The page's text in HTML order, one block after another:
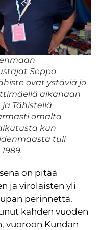
Seppo
ovat ystäviä jo
aikanaan
Tähistellä
omalta
kun
tuli
on pitää
ja virolaisten yli
perinnettä.
kahden vuoden
vuoroon Kundan